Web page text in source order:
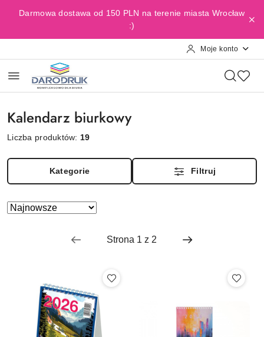
Przejdź do treści głównej
Przejdź do wyszukiwarki
Przejdź do moje konto
Przejdź do menu głównego
Przejdź do stopki
Darmowa dostawa od 150 PLN na terenie miasta Wrocław
:)
Moje konto
Kalendarz biurkowy
Liczba produktów: 19
Kategorie Filtruj
Zastosowano
Sortuj